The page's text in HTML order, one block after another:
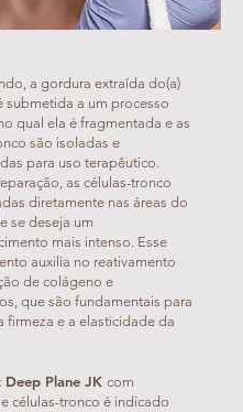
a gordura extraída do(a)
submetida a um processo
qual ela é fragmentada e as
são isoladas e
para uso terapêutico.
as células-tronco
diretamente nas áreas do
se deseja um
mais intenso. Esse
auxilia no reativamento
de colágeno e
que são fundamentais para
firmeza e a elasticidade da
Deep Plane JK com
células-tronco é indicado